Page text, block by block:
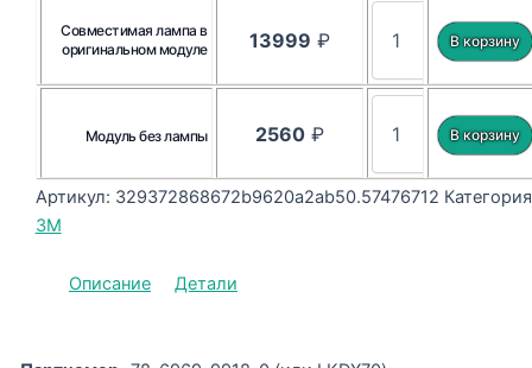
Совместимая лампа в
оригинальном модуле
13999 ₽
Модуль без лампы 2560₽
Артикул: 329372868672b9620a2ab50.57476712
3M
Описание Детали